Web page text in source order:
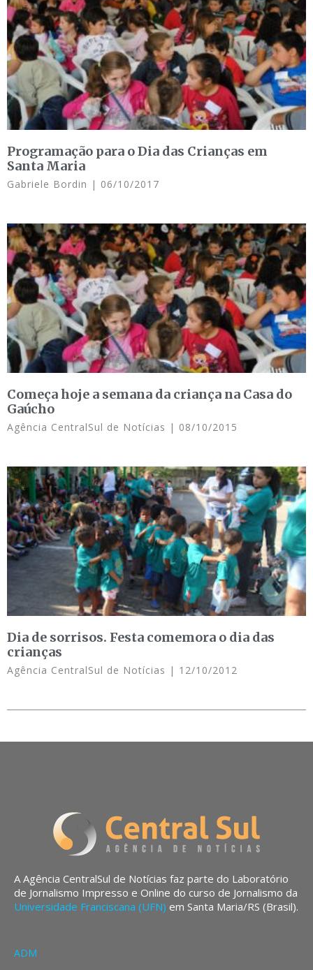
Programação para o Dia das Crianças em
Santa Maria
Gabriele Bordin 06/10/2017
Começa hoje a semana da criança na Casa do
Gaúcho
Agência CentralSul de Notícias 08/10/2015
Dia de sorrisos. Festa comemora o dia das
crianças
Agência CentralSul de Notícias 12/10/2012
A Agência CentralSul de Notícias faz parte do Laboratório
de Jornalismo Impresso e Online do curso de Jornalismo da
Universidade Franciscana (UFN) em Santa Maria/RS (Brasil).
ADM